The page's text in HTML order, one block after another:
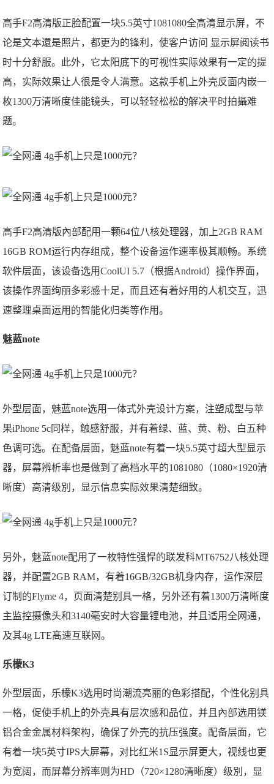
高手F2高清版正脸配置一块5.5英寸1081080全高清显示屏，不
论是文本還是照片，都更为的锋利，使客户访问 显示屏阅读书
时十分舒服。此外，它太阳底下的可视性实际效果有一定的提
高，实际效果让人很是令人满意。这款手机上外壳反面内嵌一
枚1300万清晰度佳能镜头，可以轻轻松松的解决平时拍攝难
题。
高手F2高清版內部配用一颗64位八核处理器，加上2GB RAM
16GB ROM运行内存组成，整个设备运作速率极其顺畅。系统
软件层面，该设备选用CoolUI 5.7（根据Android）操作界面，
该操作界面绚丽多彩感十足，而且还有着好用的人机交互，迅
速整理桌面运用的智能化归类等作用。
魅蓝note
外型层面，魅蓝note选用一体式外壳设计方案，注塑成型与苹
果iPhone 5c同样，触感舒服，并有着绿、蓝、黄、粉、白五种
色调可选。在配备层面，魅蓝note有着一块5.5英寸超大型显示
器，屏幕辨析率也是做到了高档水平的1081080（1080×1920清
晰度）高清级別，显示信息实际效果清楚细致。
另外，魅蓝note配用了一枚特性强悍的联发科MT6752八核处理
器，并配置2GB RAM，有着16GB/32GB机身内存，运作深层
订制的Flyme 4，页面清楚别具一格，另外还有着1300万清晰度
主监控摄像头和3140毫安时大容量锂电池，并且适用全网通，
及其4g LTE髙速互联网。
乐檬K3
外型层面，乐檬K3选用时尚潮流亮丽的色彩搭配，个性化别具
一格，促使手机上的外壳具有层次感和品位，并且內部选用镁
铝合金金属材料架构，确保了外壳的抗压强度。配备层面，它
有着一块5英寸IPS大屏幕，对比红米1S显示屏更大，视线也更
为宽阔，而屏幕分辨率则为HD（720×1280清晰度）级別，显